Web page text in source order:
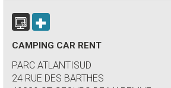
CAMPING CAR RENT
PARC ATLANTISUD
24 RUE DES BARTHES